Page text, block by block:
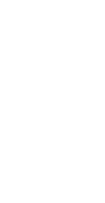
Ministarstva privrede